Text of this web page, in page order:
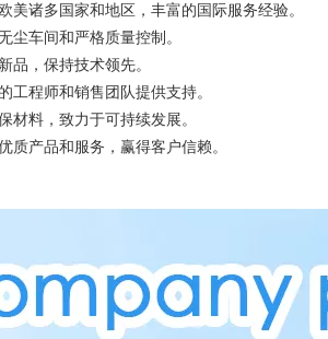
美诸多国家和地区，丰富的国际服务经验。
尘车间和严格质量控制。
品，保持技术领先。
工程师和销售团队提供支持。
材料，致力于可持续发展。
质产品和服务，赢得客户信赖。